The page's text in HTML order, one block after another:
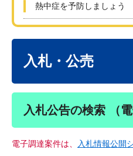
熱中症を予防しましょう
入札・公売
入札公告の検索 （
電子調達案件は、 入札情報公開